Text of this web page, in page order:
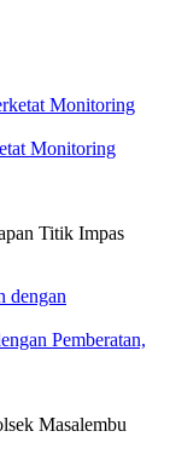
Monitoring
Titik Impas
Pemberatan,
Masalembu